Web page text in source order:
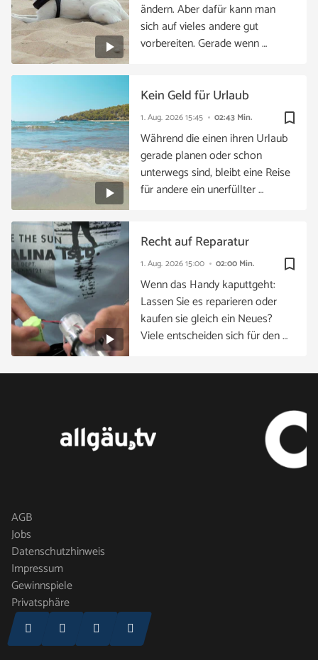
ändern. Aber dafür kann man
sich auf vieles andere gut
vorbereiten. Gerade wenn …
bookmark_border
1. Aug. 202615:45 02:43 Min.
Kein Geld für Urlaub
Während die einen ihren Urlaub
gerade planen oder schon
unterwegs sind, bleibt eine Reise
für andere ein unerfüllter …
bookmark_border
1. Aug. 202615:00 02:00 Min.
Recht auf Reparatur
Wenn das Handy kaputtgeht:
Lassen Sie es reparieren oder
kaufen sie gleich ein Neues?
Viele entscheiden sich für den …
AGB
Jobs
Datenschutzhinweis
Impressum
Gewinnspiele
Privatsphäre